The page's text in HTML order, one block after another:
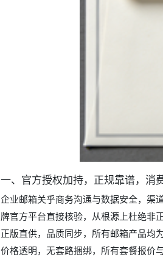
一、官方授权加持，正规靠谱，消
企业邮箱关乎商务沟通与数据安全，渠
牌官方平台直接核验，从根源上杜绝非
正版直供，品质同步，所有邮箱产品均
价格透明，无套路捆绑，所有套餐报价